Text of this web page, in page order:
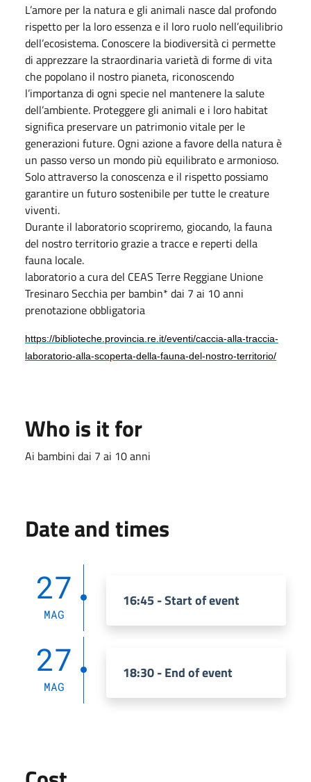
L’amore per la natura e gli animali nasce dal profondo
rispetto per la loro essenza e il loro ruolo nell’equilibrio
dell’ecosistema. Conoscere la biodiversità ci permette
di apprezzare la straordinaria varietà di forme di vita
che popolano il nostro pianeta, riconoscendo
l’importanza di ogni specie nel mantenere la salute
dell’ambiente. Proteggere gli animali e i loro habitat
significa preservare un patrimonio vitale per le
generazioni future. Ogni azione a favore della natura è
un passo verso un mondo più equilibrato e armonioso.
Solo attraverso la conoscenza e il rispetto possiamo
garantire un futuro sostenibile per tutte le creature
viventi.
Durante il laboratorio scopriremo, giocando, la fauna
del nostro territorio grazie a tracce e reperti della
fauna locale.
laboratorio a cura del CEAS Terre Reggiane Unione
Tresinaro Secchia per bambin* dai 7 ai 10 anni
prenotazione obbligatoria
https://biblioteche.provincia.re.it/eventi/caccia-alla-traccia-
laboratorio-alla-scoperta-della-fauna-del-nostro-territorio/
Who is it for
Ai bambini dai 7 ai 10 anni
Date and times
27
MAG
16:45 - Start of event
27
MAG
18:30 - End of event